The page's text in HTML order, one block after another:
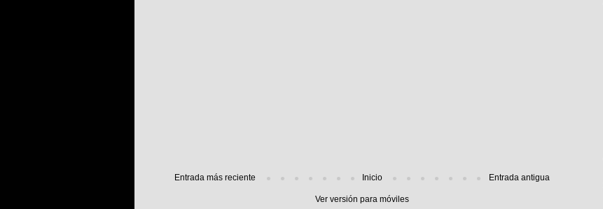
Entrada más reciente Entrada antigua
Inicio
Ver versión para móviles